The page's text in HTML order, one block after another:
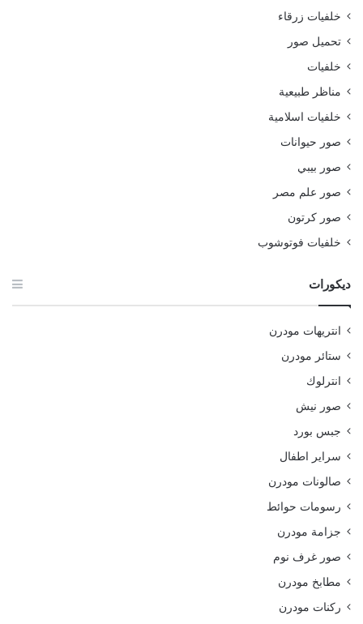
خلفيات زرقاء
تحميل صور
خلفيات
مناظر طبيعية
خلفيات اسلامية
صور حيوانات
صور بيبي
صور علم مصر
صور كرتون
خلفيات فوتوشوب
ديكورات
انتريهات مودرن
ستائر مودرن
انترلوك
صور نيش
جبس بورد
سراير اطفال
صالونات مودرن
رسومات حوائط
جزامة مودرن
صور غرف نوم
مطابخ مودرن
ركنات مودرن